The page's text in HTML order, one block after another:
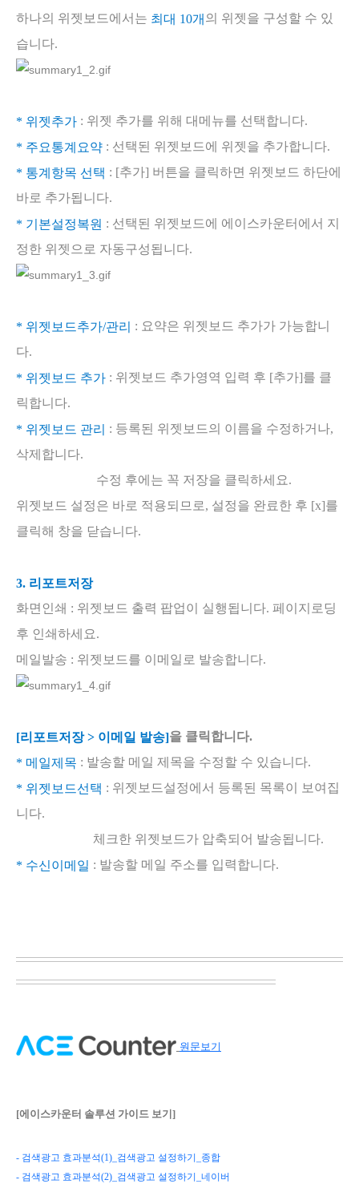
하나의 위젯보드에서는 최대 10개 의 위젯을 구성할 수 있
습니다.
* 위젯추가 : 위젯 추가를 위해 대메뉴를 선택합니다.
* 주요통계요약 : 선택된 위젯보드에 위젯을 추가합니다.
* 통계항목 선택 : [추가] 버튼을 클릭하면 위젯보드 하단에
바로 추가됩니다.
* 기본설정복원 : 선택된 위젯보드에 에이스카운터에서 지
정한 위젯으로 자동구성됩니다.
* 위젯보드추가/관리 : 요약은 위젯보드 추가가 가능합니
다.
* 위젯보드 추가 : 위젯보드 추가영역 입력 후 [추가]를 클
릭합니다.
* 위젯보드 관리 : 등록된 위젯보드의 이름을 수정하거나,
삭제합니다.
수정 후에는 꼭 저장을 클릭하세요.
위젯보드 설정은 바로 적용되므로, 설정을 완료한 후 [x]를
클릭해 창을 닫습니다.
3. 리포트저장
화면인쇄 : 위젯보드 출력 팝업이 실행됩니다. 페이지로딩
후 인쇄하세요.
메일발송 : 위젯보드를 이메일로 발송합니다.
[리포트저장 > 이메일 발송]을 클릭합니다.
* 메일제목 : 발송할 메일 제목을 수정할 수 있습니다.
* 위젯보드선택 : 위젯보드설정에서 등록된 목록이 보여집
니다.
체크한 위젯보드가 압축되어 발송됩니다.
* 수신이메일 : 발송할 메일 주소를 입력합니다.
​
원문보기
[에이스카운터 솔루션 가이드 보기]
- 검색광고 효과분석(1)_검색광고 설정하기_종합
- 검색광고 효과분석(2)_검색광고 설정하기_네이버